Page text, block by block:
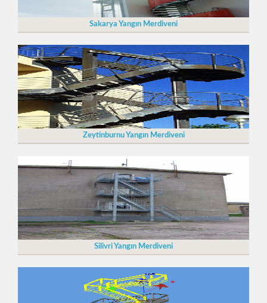
Sakarya Yangın Merdiveni
Zeytinburnu Yangın Merdiveni
Silivri Yangın Merdiveni